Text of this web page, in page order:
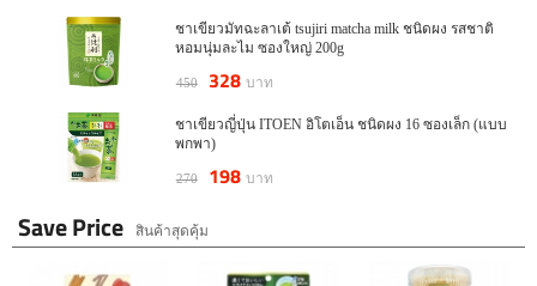
ชาเขียวมัทฉะลาเต้ tsujiri matcha milk ชนิดผง รสชาติ
หอมนุ่มละไม ซองใหญ่ 200g
450 328 บาท
ชาเขียวญี่ปุ่น ITOEN อิโตเอ็น ชนิดผง 16 ซองเล็ก (แบบ
พกพา)
270 198 บาท
Save Price สินค้าสุดคุ้ม